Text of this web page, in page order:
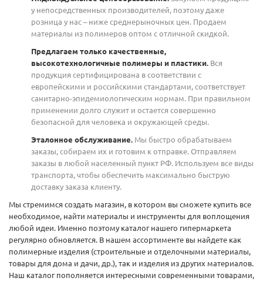
у непосредственных производителей, поэтому даже
розница у нас – ниже среднерыночных цен. Продаем
материалы из полимеров оптом с отличной скидкой.
Предлагаем только качественные,
высокотехнологичные полимеры и пластики. Вся
продукция сертифицирована в соответствии с
европейскими и российскими стандартами, соответствует
санитарно-эпидемиологическим нормам. При правильном
применении долго служит и остается совершенно
безопасной для человека и окружающей среды.
Эталонное обслуживание. Мы быстро обрабатываем
заказы, собираем их и готовим к отправке. Отправляем
заказы в любой населенный пункт РФ. Используем все виды
транспорта, чтобы обеспечить максимально быструю
доставку заказа клиенту.
Мы стремимся создать магазин, в котором вы сможете купить все
необходимое, найти материалы и инструменты для воплощения
любой идеи. Именно поэтому каталог нашего гипермаркета
регулярно обновляется. В нашем ассортименте вы найдете как
полимерные изделия (строительные и отделочными материалы,
товары для дома и дачи, др.), так и изделия из других материалов.
Наш каталог пополняется интересными современными товарами,